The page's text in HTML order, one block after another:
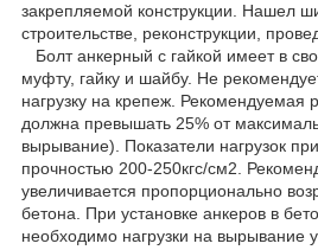
закрепляемой конструкции. Нашел
строительстве, реконструкции,
Болт анкерный с гайкой имеет в
муфту, гайку и шайбу. Не
нагрузку на крепеж. Рекомендуемая
должна превышать 25% от
вырывание). Показатели нагрузок
прочностью 200-250кгс/см2.
увеличивается пропорционально
бетона. При установке анкеров в
необходимо нагрузки на вырывание